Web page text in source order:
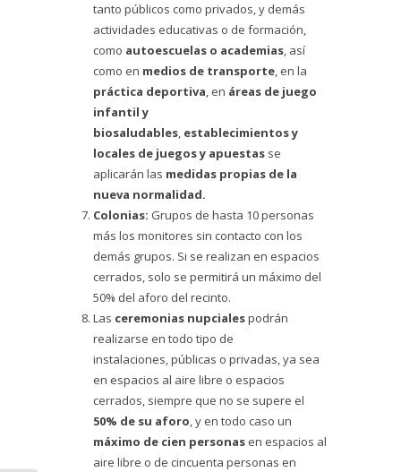
tanto públicos como privados, y demás
actividades educativas o de formación,
como autoescuelas o academias, así
como en medios de transporte, en la
práctica deportiva, en áreas de juego
infantil y
biosaludables, establecimientos y
locales de juegos y apuestas se
aplicarán las medidas propias de la
nueva normalidad.
Colonias: Grupos de hasta 10 personas
más los monitores sin contacto con los
demás grupos. Si se realizan en espacios
cerrados, solo se permitirá un máximo del
50% del aforo del recinto.
Las ceremonias nupcialespodrán
realizarse en todo tipo de
instalaciones, públicas o privadas, ya sea
en espacios al aire libre o espacios
cerrados, siempre que no se supere el
50% de su aforo, y en todo caso un
máximo de cien personas en espacios al
aire libre o de cincuenta personas en